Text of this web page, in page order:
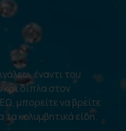
έναντι του
και δίπλα στον
μπορείτε να βρείτε
τα κολυμβητικά είδη.